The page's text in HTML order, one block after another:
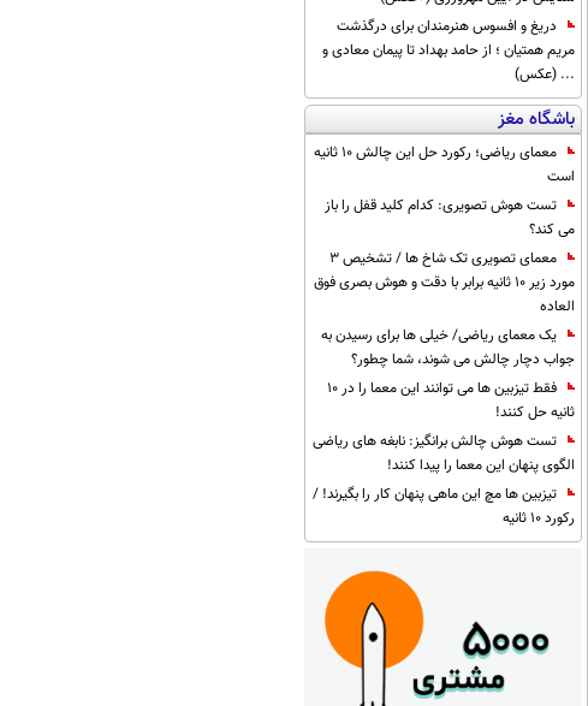
دریغ و افسوس هنرمندان برای درگذشت
مریم همتیان ؛ از حامد بهداد تا پیمان معادی و
... (عکس)
باشگاه مغز
معمای ریاضی؛ رکورد حل این چالش 10 ثانیه
است
تست هوش تصویری: کدام کلید قفل را باز
می کند؟
معمای تصویری تک شاخ ها / تشخیص 3
مورد زیر 10 ثانیه برابر با دقت و هوش بصری فوق
العاده
یک معمای ریاضی/ خیلی ها برای رسیدن به
جواب دچار چالش می شوند، شما چطور؟
فقط تیزبین ها می توانند این معما را در 10
ثانیه حل کنند!
تست هوش چالش برانگیز: نابغه های ریاضی
الگوی پنهان این معما را پیدا کنند!
تیزبین ها مچ این ماهی پنهان کار را بگیرند! /
رکورد 10 ثانیه